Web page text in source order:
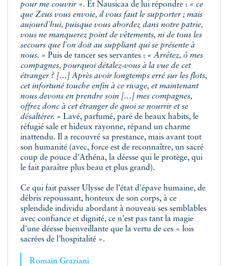
pour me couvrir ». Et Nausicaa de lui répondre : « ce
que Zeus vous envoie, il vous faut le supporter ; mais
aujourd'hui, puisque vous abordez dans notre patrie,
vous ne manquerez point de vêtements, ni de tous les
secours que l'on doit au suppliant qui se présente à
nous. »
Puis de tancer ses servantes : « Arrêtez, ô mes
compagnes, pourquoi détalez‑vous à la vue de cet
étranger ? […] Après avoir longtemps erré sur les flots,
cet infortuné touche enfin à ce rivage, et maintenant
nous devons en prendre soin […] mes compagnes,
offrez donc à cet étranger de quoi se nourrir et se
désaltérer. » Lavé, parfumé, paré de beaux habits, le
réfugié sale et hideux rayonne, répand un charme
inattendu. Il a recouvré sa prestance, mais avant tout
son humanité (avec, force est de reconnaître, un sacré
coup de pouce d'Athéna, la déesse qui le protège, qui
le fait paraître plus beau et plus grand).
Ce qui fait passer Ulysse de l'état d'épave humaine, de
débris repoussant, honteux de son corps, à ce
splendide individu abordant à nouveau ses semblables
avec confiance et dignité, ce n'est pas tant la magie
d'une déesse bienveillante que la vertu de ces « lois
sacrées de l'hospitalité ».
Romain Graziani